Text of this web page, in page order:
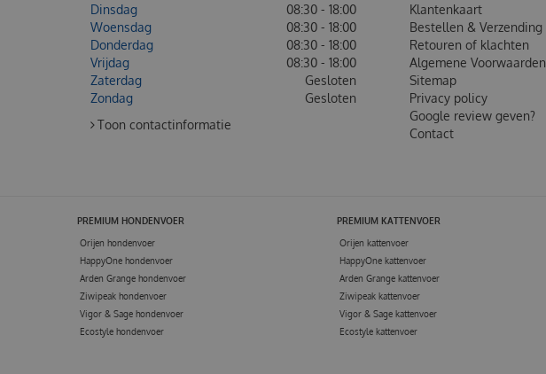
Dinsdag
08:30 - 18:00
Woensdag
08:30 - 18:00
Donderdag
08:30 - 18:00
Vrijdag
08:30 - 18:00
Zaterdag
Gesloten
Zondag
Gesloten
Toon contactinformatie
Klantenkaart
Bestellen & Verzending
Retouren of klachten
Algemene Voorwaarden
Sitemap
Privacy policy
Google review geven?
Contact
PREMIUM HONDENVOER
Orijen hondenvoer
HappyOne hondenvoer
Arden Grange hondenvoer
Ziwipeak hondenvoer
Vigor & Sage hondenvoer
Ecostyle hondenvoer
PREMIUM KATTENVOER
Orijen kattenvoer
HappyOne kattenvoer
Arden Grange kattenvoer
Ziwipeak kattenvoer
Vigor & Sage kattenvoer
Ecostyle kattenvoer